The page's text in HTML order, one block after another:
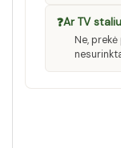
❓Ar TV
Ne,